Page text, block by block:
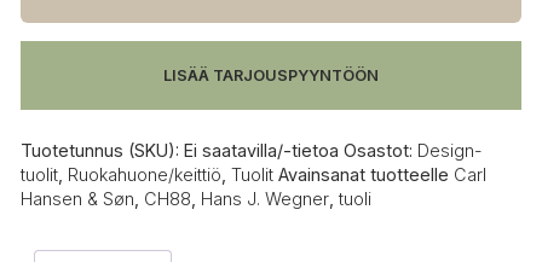
CH88
tuoli
LISÄÄ TARJOUSPYYNTÖÖN
Tuotetunnus (SKU): Ei saatavilla/-tietoa Osastot: Design-
tuolit Ruokahuone/keittiö Tuolit Avainsanat tuotteelle Carl
Hansen & Søn CH88 Hans J. Wegner ,tuoli